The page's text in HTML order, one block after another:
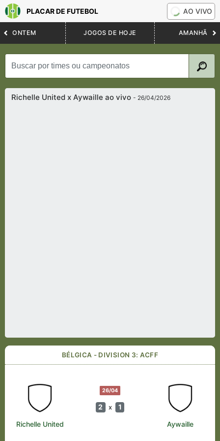
PLACAR DE FUTEBOL AO VIVO
ONTEM JOGOS DE HOJE AMANHÃ
Richelle United x Aywaille ao vivo- 26/04/2026
BÉLGICA - DIVISION 3: ACFF
26/04
2 x 1
Richelle United Aywaille